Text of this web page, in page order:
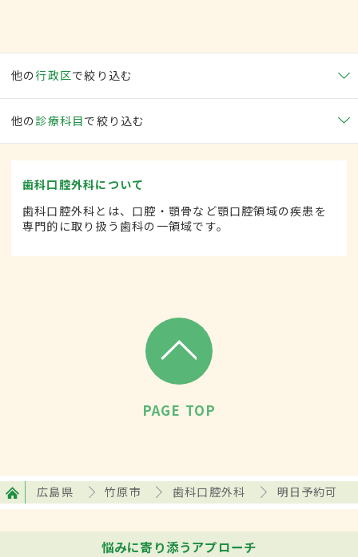
他の行政区で絞り込む
他の 診療科目で絞り込む
歯科口腔外科について
歯科口腔外科とは、口腔・顎骨など顎口腔領域の疾患を
専門的に取り扱う歯科の一領域です。
PAGE TOP
広島県 竹原市 歯科口腔外科 明日予約可
悩みに寄り添うアプローチ